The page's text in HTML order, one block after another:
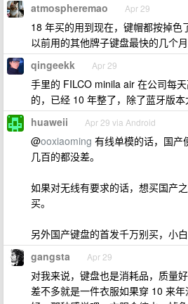
atmospheremao Apr 29
18 年买的用到现在，键帽都按掉色
以前用的其他牌子键盘最快的几个
qingeekk Apr 29
手里的 FILCO minila air 在公司每
的，已经 10 年整了，除了蓝牙版
huaweii Apr 29 via Android
@ooxiaoming 有线单模的话，国产
几百的都没差。
如果对无线有要求的话，想买国产
买。
另外国产键盘的首发千万别买，小白
gangsta Apr 29
对我来说，键盘也是消耗品，质量
差不多就是一件衣服如果穿 10 来